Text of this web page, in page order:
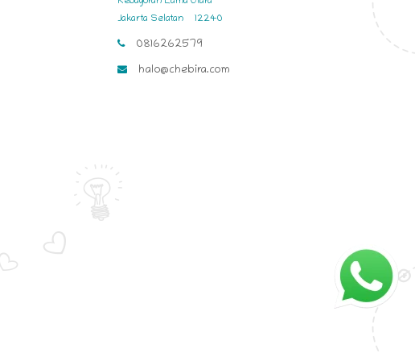
Jakarta Selatan
12240
0816262579
halo@chebira.com